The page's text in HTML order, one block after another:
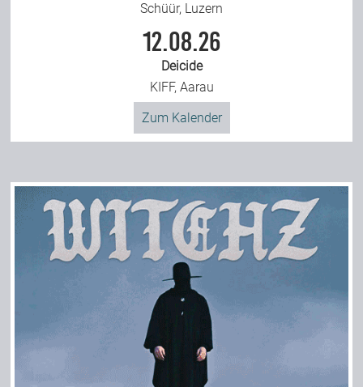
Schüür, Luzern
12.08.26
Deicide
KIFF, Aarau
Zum Kalender